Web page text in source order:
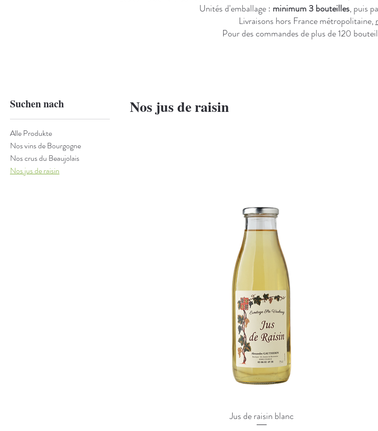
Unités d'emballage : minimum 3 bouteilles, puis
Livraisons hors France métropolitaine,
Pour des commandes de plus de 120
Suchen nach
Alle Produkte
Nos vins de Bourgogne
Nos crus du Beaujolais
Nos jus de raisin
Nos jus de raisin
Jus de raisin blanc